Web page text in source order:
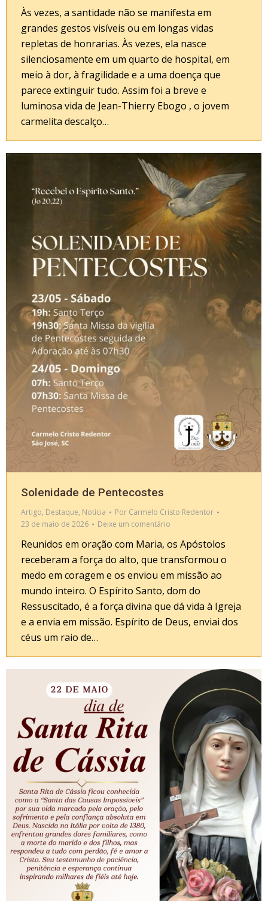
Às vezes, a santidade não se manifesta em
grandes gestos visíveis ou em longas vidas
repletas de honrarias. Às vezes, ela nasce
silenciosamente em um quarto de hospital, em
meio à dor, à fragilidade e a uma doença que
parece extinguir tudo. Assim foi a breve e
luminosa vida de Jean-Thierry Ebogo , o jovem
carmelita descalço…
Solenidade de Pentecostes
Artigo, Destaque, Notícia Por Carmelo Cristo Redentor
23 de maio de 2026
Deixe um comentário
Reunidos em oração com Maria, os Apóstolos
receberam a força do alto, que transformou o
medo em coragem e os enviou em missão ao
mundo inteiro. O Espírito Santo, dom do
Ressuscitado, é a força divina que dá vida à Igreja
e a envia em missão. Espírito de Deus, enviai dos
céus um raio de…